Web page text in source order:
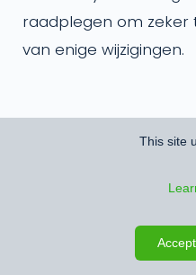
raadplegen om zeker
van enige wijzigingen.
Andere websites
De Website kan
naar andere
deze links aanklikt,
This site